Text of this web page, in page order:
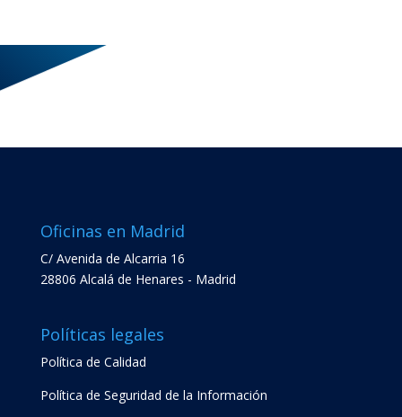
Oficinas en Madrid
C/ Avenida de Alcarria 16
28806 Alcalá de Henares - Madrid
Políticas legales
Política de Calidad
Política de Seguridad de la Información